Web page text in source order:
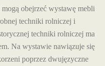
obejrzeć wystawę mebli
techniki rolniczej i
techniki rolniczej ma
Na wystawie nawiązuje się
poprzez dwujęzyczne